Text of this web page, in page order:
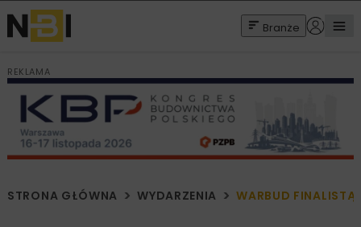
Branże
REKLAMA
STRONA GŁÓWNA WYDARZENIA WARBUD FINALISTĄ